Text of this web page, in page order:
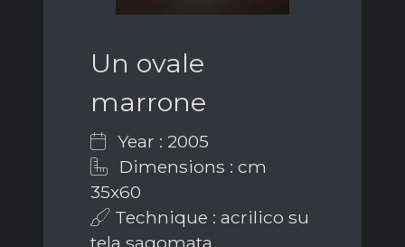
Un ovale
marrone
Year : 2005
Dimensions : cm
35x60
Technique : acrilico su
tela sagomata